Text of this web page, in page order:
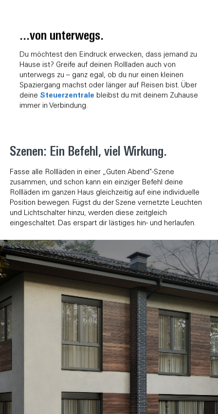
...von unterwegs.
Du möchtest den Eindruck erwecken, dass jemand zu
Hause ist? Greife auf deinen Rollladen auch von
unterwegs zu – ganz egal, ob du nur einen kleinen
Spaziergang machst oder länger auf Reisen bist. Über
deine Steuerzentrale bleibst du mit deinem Zuhause
immer in Verbindung.
Szenen: Ein Befehl, viel Wirkung.
Fasse alle Rollläden in einer „Guten Abend"-Szene
zusammen, und schon kann ein einziger Befehl deine
Rollläden im ganzen Haus gleichzeitig auf eine individuelle
Position bewegen. Fügst du der Szene vernetzte Leuchten
und Lichtschalter hinzu, werden diese zeitgleich
eingeschaltet. Das erspart dir lästiges hin- und herlaufen.